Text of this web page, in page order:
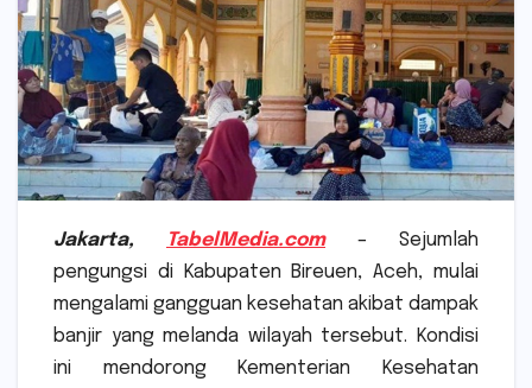
Jakarta, TabelMedia.com– Sejumlah
pengungsi di Kabupaten Bireuen, Aceh, mulai
mengalami gangguan kesehatan akibat dampak
banjir yang melanda wilayah tersebut. Kondisi
ini mendorong Kementerian Kesehatan